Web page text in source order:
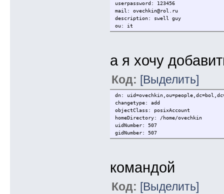
userpassword: 123456
mail: ovechkin@rol.ru
description: swell guy
ou: it
а я хочу
Код: [Выделить]
dn:
changetype: add
objectClass: posixAccount
homeDirectory: /home/ovechkin
uidNumber: 507
gidNumber: 507
командой
Код: [Выделить]